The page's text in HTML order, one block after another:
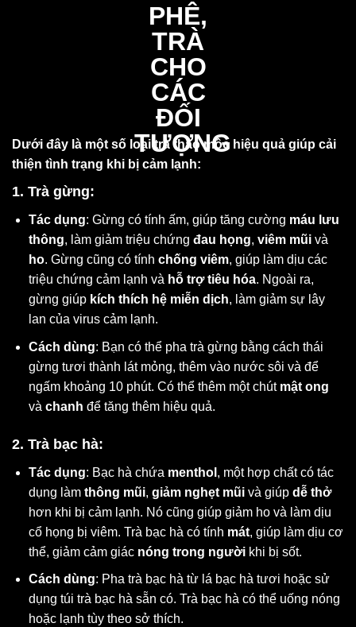
Dưới đây là một số loại trà thảo mộc hiệu quả giúp cải
thiện tình trạng khi bị cảm lạnh:
1. Trà gừng:
Tác dụng: Gừng có tính ấm, giúp tăng cường máu lưu
thông, làm giảm triệu chứng đau họng, viêm mũivà
ho. Gừng cũng có tính chống viêm, giúp làm dịu các
triệu chứng cảm lạnh và hỗ trợ tiêu hóa. Ngoài ra,
gừng giúp kích thích hệ miễn dịch, làm giảm sự lây
lan của virus cảm lạnh.
Cách dùng: Bạn có thể pha trà gừng bằng cách thái
gừng tươi thành lát mỏng, thêm vào nước sôi và để
ngấm khoảng 10 phút. Có thể thêm một chút mật ong
và chanh để tăng thêm hiệu quả.
2. Trà bạc hà:
Tác dụng: Bạc hà chứa menthol , một hợp chất có tác
dụng làm thông mũi, giảm nghẹt mũivà giúp dễ thở
hơn khi bị cảm lạnh. Nó cũng giúp giảm ho và làm dịu
cổ họng bị viêm. Trà bạc hà có tính mát, giúp làm dịu cơ
thể, giảm cảm giác nóng trong ngườikhi bị sốt.
Cách dùng: Pha trà bạc hà từ lá bạc hà tươi hoặc sử
dụng túi trà bạc hà sẵn có. Trà bạc hà có thể uống nóng
hoặc lạnh tùy theo sở thích.